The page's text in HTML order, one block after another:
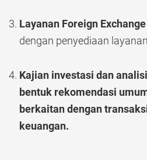
Layanan Foreign Exchange
dengan penyediaan
Kajian investasi dan
bentuk rekomendasi
berkaitan dengan
keuangan.